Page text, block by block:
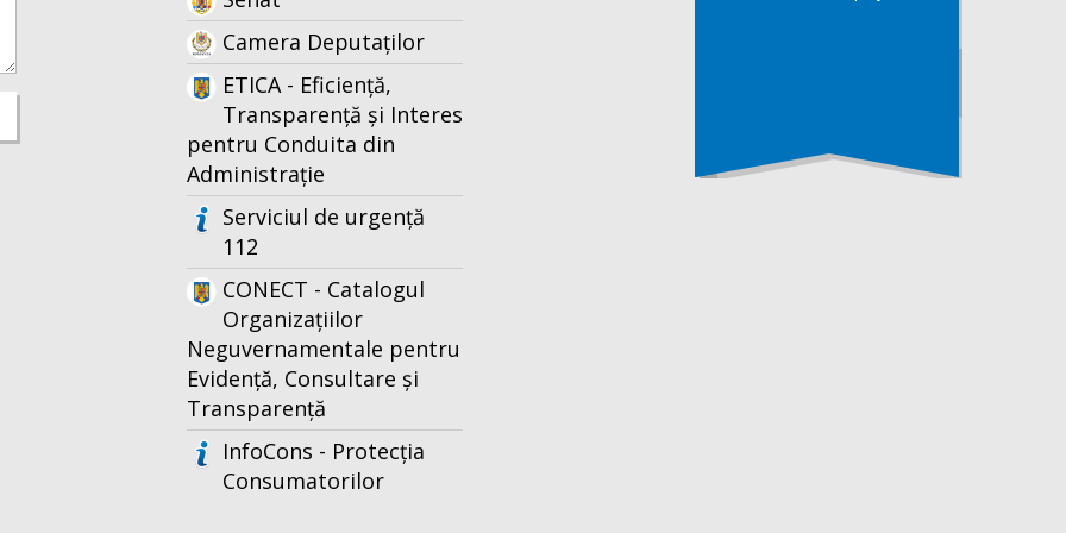
Camera Deputaților
ETICA - Eficiență,
Transparență și Interes
pentru Conduita din
Administrație
Serviciul de urgență
112
CONECT - Catalogul
Organizațiilor
Neguvernamentale pentru
Evidență, Consultare și
Transparență
InfoCons - Protecția
Consumatorilor